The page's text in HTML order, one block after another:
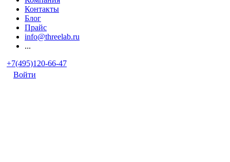
Контакты
Блог
Прайс
info@threelab.ru
...
+7(495)120-66-47
Войти